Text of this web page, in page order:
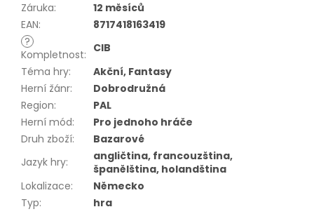
Záruka:
12 měsíců
EAN:
8717418163419
?
Kompletnost: CIB
Téma hry:
Akční, Fantasy
Herní žánr:
Dobrodružná
Region:
PAL
Herní mód:
Pro jednoho hráče
Druh zboží:
Bazarové
Jazyk hry:
angličtina, francouzština,
španělština, holandština
Lokalizace:
Německo
Typ: hra